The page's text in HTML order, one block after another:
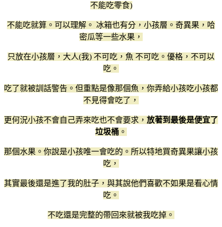
不能吃零食)
不能吃就算。可以理解。 冰箱也有分，小孩層。奇異果，哈
密瓜等一些水果，
只放在小孩層，大人(我) 不可吃，魚 不可吃。優格，不可以
吃。
吃了就被訓話警告。但重點是像那個魚，你弄給小孩吃小孩都
不見得會吃了，
更何況小孩不會自己弄來吃也不會要求， 放著到最後是便宜了
垃圾桶 。
那個水果。你說是小孩唯一會吃的。所以特地買奇異果讓小孩
吃，
其實最後還是進了我的肚子，與其說他們喜歡不如果是看心情
吃。
不吃還是完整的帶回來就被我吃掉。